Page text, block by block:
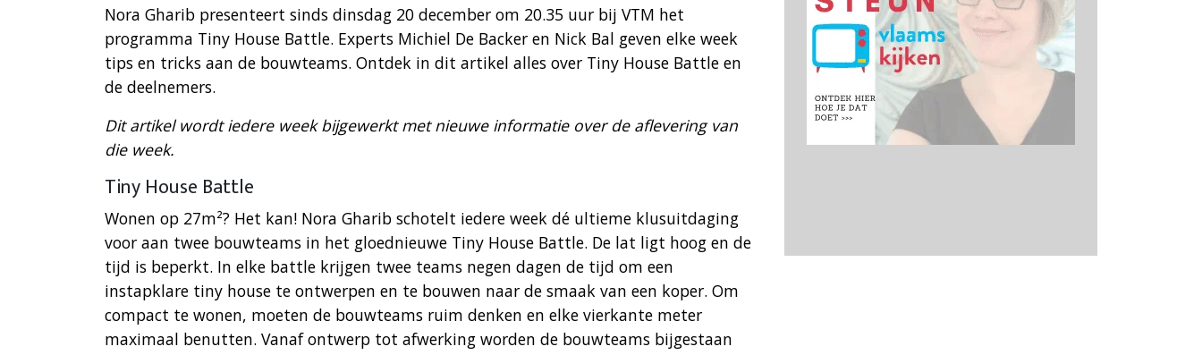
Nora Gharib presenteert sinds dinsdag 20 december om 20.35 uur bij VTM het
programma Tiny House Battle. Experts Michiel De Backer en Nick Bal geven elke week
tips en tricks aan de bouwteams. Ontdek in dit artikel alles over Tiny House Battle en
de deelnemers.
Dit artikel wordt iedere week bijgewerkt met nieuwe informatie over de aflevering van
die week.
Tiny House Battle
Wonen op 27m²? Het kan! Nora Gharib schotelt iedere week dé ultieme klusuitdaging
voor aan twee bouwteams in het gloednieuwe Tiny House Battle. De lat ligt hoog en de
tijd is beperkt. In elke battle krijgen twee teams negen dagen de tijd om een
instapklare tiny house te ontwerpen en te bouwen naar de smaak van een koper. Om
compact te wonen, moeten de bouwteams ruim denken en elke vierkante meter
maximaal benutten. Vanaf ontwerp tot afwerking worden de bouwteams bijgestaan